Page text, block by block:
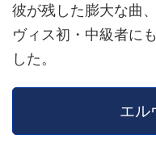
彼が残した膨大な曲
ヴィス初・中級者に
した。
エル